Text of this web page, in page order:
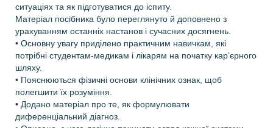
ситуаціях та як підготуватися до іспиту.
Матеріал посібника було переглянуто й доповнено з
урахуванням останніх настанов і сучасних досягнень.
• Основну увагу приділено практичним навичкам, які
потрібні студентам-медикам і лікарям на початку кар’єрного
шляху.
• Пояснюються фізичні основи клінічних ознак, щоб
полегшити їх розуміння.
• Додано матеріал про те, як формулювати
диференціальний діагноз.